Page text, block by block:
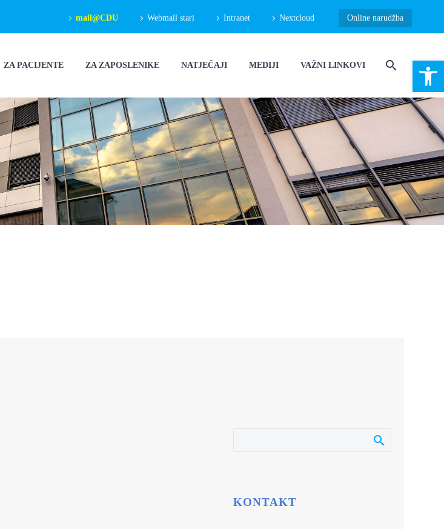
mail@CDU Webmail stari Intranet Nextcloud Online narudžba
ZA PACIJENTE ZA ZAPOSLENIKE NATJEČAJI MEDIJI VAŽNI LINKOVI
KONTAKT